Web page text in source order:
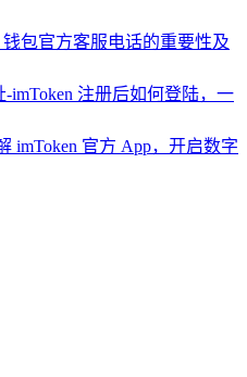
包官方客服电话的重要性及
imToken 注册后如何登陆，一
imToken 官方 App，开启数字